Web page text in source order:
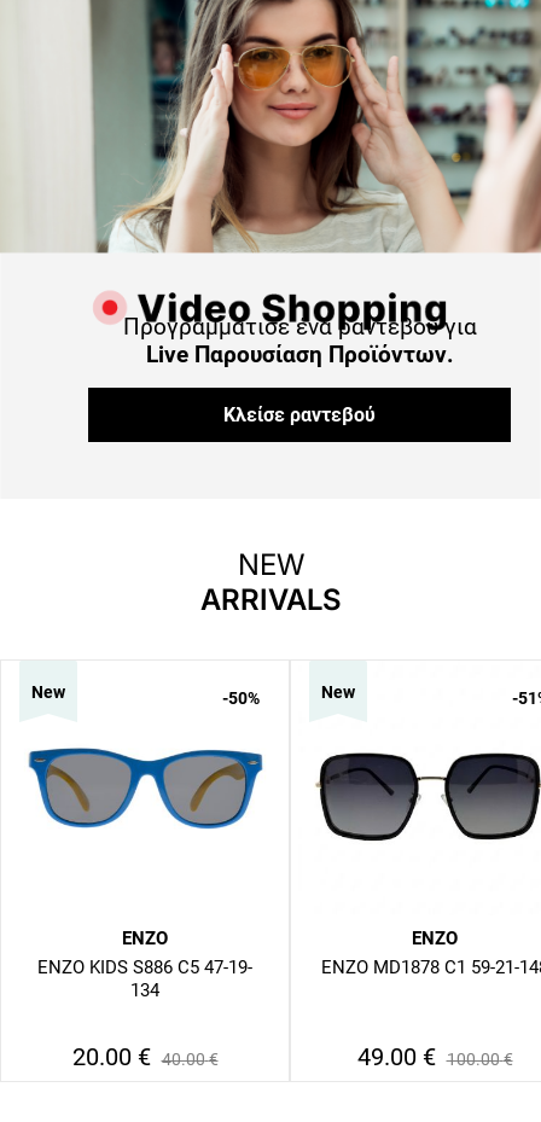
Προγραμμάτισε ένα ραντεβού για
Live Παρουσίαση Προϊόντων.
Κλείσε ραντεβού
NEW
ARRIVALS
ENZO
ENZO KIDS S886 C5 47-19-
134
20.00 € 40.00€
New -50%
ENZO
ENZO MD1878 C1 59-21-
49.00 € 100.00€
New -51